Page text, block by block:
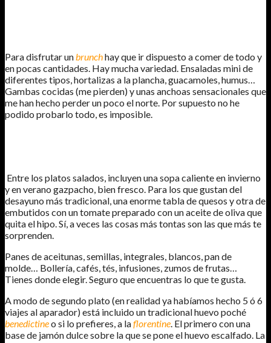
Para disfrutar unbrunchhay que ir dispuesto a comer de todo y
en pocas cantidades. Hay mucha variedad. Ensaladas mini de
diferentes tipos, hortalizas a la plancha, guacamoles, humus…
Gambas cocidas (me pierden) y unas anchoas sensacionales que
me han hecho perder un poco el norte. Por supuesto no he
podido probarlo todo, es imposible.
Entre los platos salados, incluyen una sopa caliente en invierno
y en verano gazpacho, bien fresco. Para los que gustan del
desayuno más tradicional, una enorme tabla de quesos y otra de
embutidos con un tomate preparado con un aceite de oliva que
quita el hipo. Sí, a veces las cosas más tontas son las que más te
sorprenden.
Panes de aceitunas, semillas, integrales, blancos, pan de
molde… Bollería, cafés, tés, infusiones, zumos de frutas…
Tienes donde elegir. Seguro que encuentras lo que te gusta.
A modo de segundo plato (en realidad ya habíamos hecho 5 ó 6
viajes al aparador) está incluido un tradicional huevo poché
benedictineo si lo prefieres, a laflorentine. El primero con una
base de jamón dulce sobre la que se pone el huevo escalfado. La